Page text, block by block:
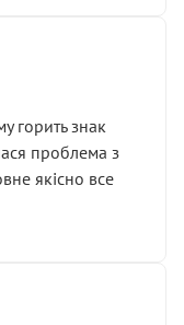
горить знак
проблема з
якісно все